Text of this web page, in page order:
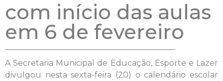
com início das aulas
em 6 de fevereiro
A Secretaria Municipal de Educação, Esporte e Lazer
divulgou nesta sexta-feira (20) o calendário escolar